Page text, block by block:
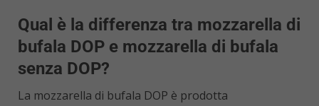
Qual è la differenza tra mozzarella di
bufala DOP e mozzarella di bufala
senza DOP?
La mozzarella di bufala DOP è prodotta